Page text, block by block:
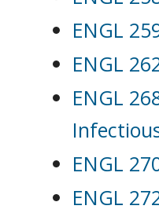
ENGL
ENGL
ENGL
ENGL
ENGL